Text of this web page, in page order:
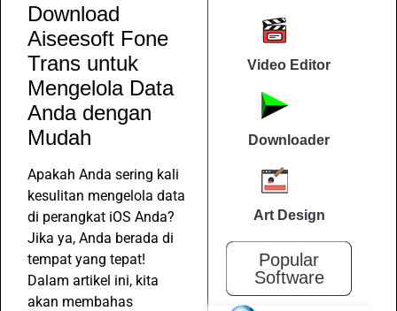
Download
Aiseesoft Fone
Trans untuk
Mengelola Data
Anda dengan
Mudah
Apakah Anda sering kali
kesulitan mengelola data
di perangkat iOS Anda?
Jika ya, Anda berada di
tempat yang tepat!
Dalam artikel ini, kita
akan membahas
Video Editor
Downloader
Art Design
Popular
Software